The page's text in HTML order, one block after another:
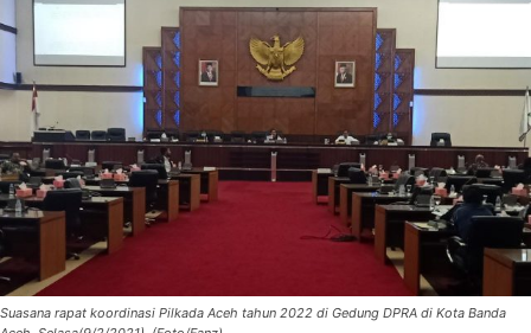
Suasana rapat koordinasi Pilkada Aceh tahun 2022 di Gedung DPRA di Kota Banda